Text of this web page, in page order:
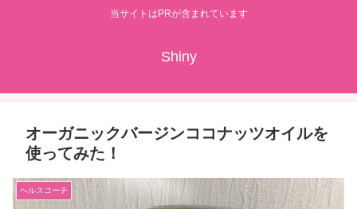
当サイトはPRが含まれています
Shiny
オーガニックバージンココナッツオイルを
使ってみた！
ヘルスコーチ